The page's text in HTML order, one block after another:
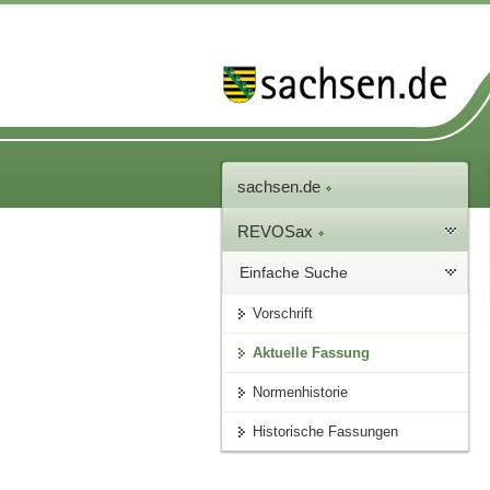
sachsen.de
REVOSax
Einfache Suche
Vorschrift
Aktuelle Fassung
Normenhistorie
Historische Fassungen